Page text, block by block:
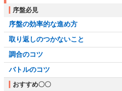
序盤必見
序盤の効率的な進め方
取り返しのつかないこと
調合のコツ
バトルのコツ
おすすめ〇〇